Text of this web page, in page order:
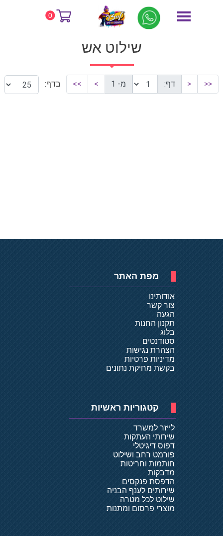
0 דף הבית שילוט אש
שילוט אש
<<
< דף: מ- 1 >
>> בדף:
מפת האתר
אודותינו
צור קשר
הגעה
תקנון החנות
בלוג
סטודנטים
הצהרת נגישות
מדיניות פרטיות
בקשת מחיקת נתונים
קטגוריות ראשיות
לייזר למשרד
שירותי העתקות
דפוס דיגיטלי
פורמט רחב ושילוט
חותמות וחריטות
מדבקות
הדפסת פנקסים
שירותים לענף הבניה
שילוט לכל מטרה
מוצרי פרסום ומתנות